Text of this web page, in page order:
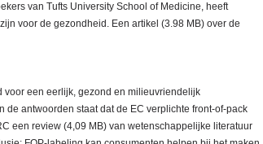
van Tufts University School of Medicine, heeft
voor de gezondheid. Een artikel (3.98 MB) over de
voor een eerlijk, gezond en milieuvriendelijk
antwoorden staat dat de EC verplichte front-of-pack
een review (4,09 MB) van wetenschappelijke literatuur